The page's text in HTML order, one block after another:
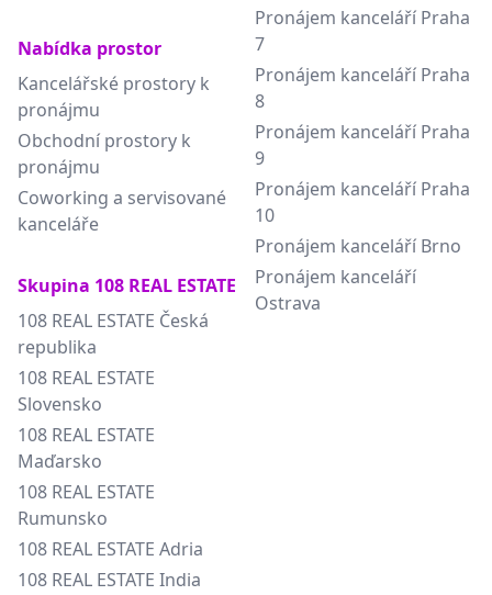
Nabídka prostor
Kancelářské prostory k
pronájmu
Obchodní prostory k
pronájmu
Coworking a servisované
kanceláře
Skupina 108 REAL ESTATE
108 REAL ESTATE Česká
republika
108 REAL ESTATE
Slovensko
108 REAL ESTATE
Maďarsko
108 REAL ESTATE
Rumunsko
108 REAL ESTATE Adria
108 REAL ESTATE India
Pronájem kanceláří Praha
7
Pronájem kanceláří Praha
8
Pronájem kanceláří Praha
9
Pronájem kanceláří Praha
10
Pronájem kanceláří Brno
Pronájem kanceláří
Ostrava